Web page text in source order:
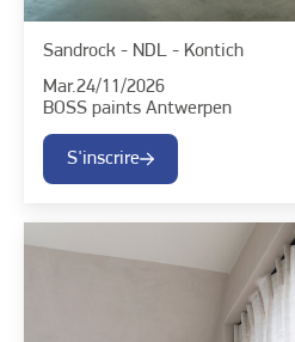
Sandrock - NDL - Kontich
Mar.24/11/2026
BOSS paints Antwerpen
S'inscrire